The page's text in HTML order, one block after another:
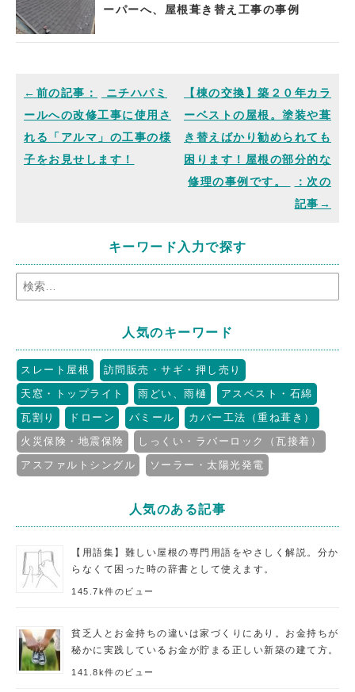
ーパーへ、屋根葺き替え工事の事例
ニチハパミ
ールへの改修工事に使用さ
れる「アルマ」の工事の様
子をお見せします！
【棟の交換】築２０年カラ
ーベストの屋根。塗装や葺
き替えばかり勧められても
困ります！屋根の部分的な
修理の事例です。
キーワード入力で探す
人気のキーワード
スレート屋根
訪問販売・サギ・押し売り
天窓・トップライト
雨どい、雨樋
アスベスト・石綿
瓦割り
ドローン パミール
カバー工法（重ね葺き）
火災保険・地震保険
しっくい・ラバーロック（瓦接着）
アスファルトシングル
ソーラー・太陽光発電
人気のある記事
【用語集】難しい屋根の専門用語をやさしく解説。分か
らなくて困った時の辞書として使えます。
145.7k件のビュー
貧乏人とお金持ちの違いは家づくりにあり。お金持ちが
秘かに実践しているお金が貯まる正しい新築の建て方。
141.8k件のビュー